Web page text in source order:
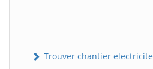
Trouver chantier